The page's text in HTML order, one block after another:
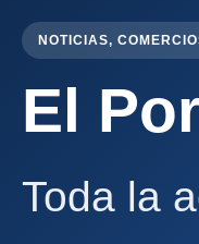
NOTICIAS,
El
Toda la